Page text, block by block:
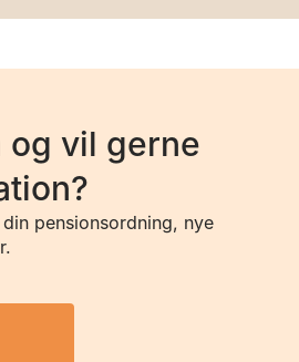
og vil gerne
pensionsordning, nye